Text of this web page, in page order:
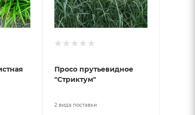
Просо прутьевидное
"Стриктум"
2 вида поставки